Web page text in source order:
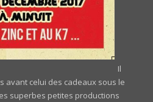
Il
avant celui des cadeaux sous le
superbes petites productions